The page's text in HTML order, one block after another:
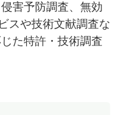
害予防調査、無効
スや技術文献調査な
た特許・技術調査